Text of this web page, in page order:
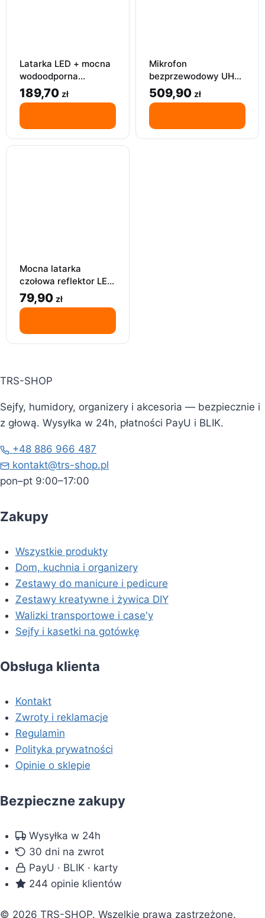
Latarka LED + mocna
wodoodporna
szperacz, USB
akmulator lampa pro
189,70 zł
Mikrofon
bezprzewodowy UHF
Tonor TW-620 do
karaoke i sceny
509,90 zł
Mocna latarka
czołowa reflektor LED
4W1 cob czołówka
USB regulowana
79,90 zł
TRS-SHOP
Sejfy, humidory, organizery i akcesoria — bezpiecznie i
z głową. Wysyłka w 24h, płatności PayU i BLIK.
+48 886 966 487
kontakt@trs-shop.pl
pon–pt 9:00–17:00
Zakupy
Wszystkie produkty
Dom, kuchnia i organizery
Zestawy do manicure i pedicure
Zestawy kreatywne i żywica DIY
Walizki transportowe i case'y
Sejfy i kasetki na gotówkę
Obsługa klienta
Kontakt
Zwroty i reklamacje
Regulamin
Polityka prywatności
Opinie o sklepie
Bezpieczne zakupy
Wysyłka w 24h
30 dni na zwrot
PayU · BLIK · karty
244 opinie klientów
© 2026 TRS-SHOP. Wszelkie prawa zastrzeżone.